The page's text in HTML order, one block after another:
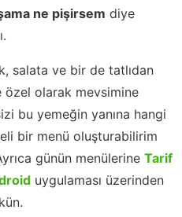
ne pişirsem diye
salata ve bir de tatlıdan
özel olarak mevsimine
bu yemeğin yanına hangi
bir menü oluşturabilirim
günün menülerine Tarif
uygulaması üzerinden